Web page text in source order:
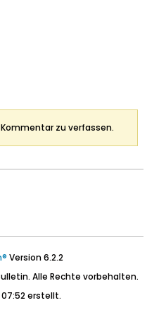
zu verfassen.
Version 6.2.2
Alle Rechte vorbehalten.
erstellt.